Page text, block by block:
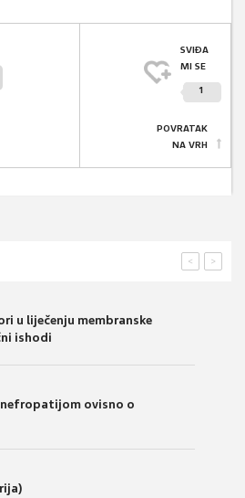
SVIĐA
MI SE
1
POVRATAK
NA VRH
>
<
u liječenju membranske
ishodi
ovisno o